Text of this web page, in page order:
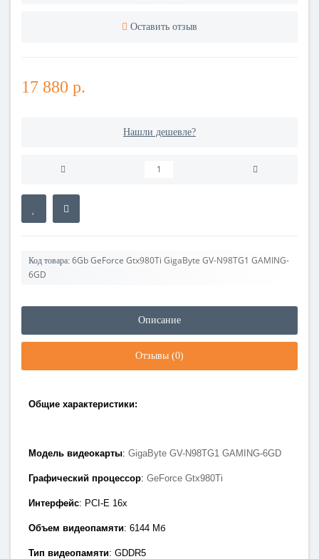
Оставить отзыв
17 880 р.
Нашли дешевле?
Код товара: 6Gb GeForce Gtx980Ti GigaByte GV-N98TG1 GAMING-
6GD
Описание
Отзывы (0)
Общие характеристики:
Модель видеокарты: GigaByte GV-N98TG1 GAMING-6GD
Графический процессор: GeForce Gtx980Ti
Интерфейс: PCI-E 1 6x
Объем видеопамяти: 6144 Мб
Тип видеопамяти: GDDR5